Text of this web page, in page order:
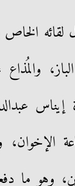
الخاص
إيناس
الإخوان،
وهو ما